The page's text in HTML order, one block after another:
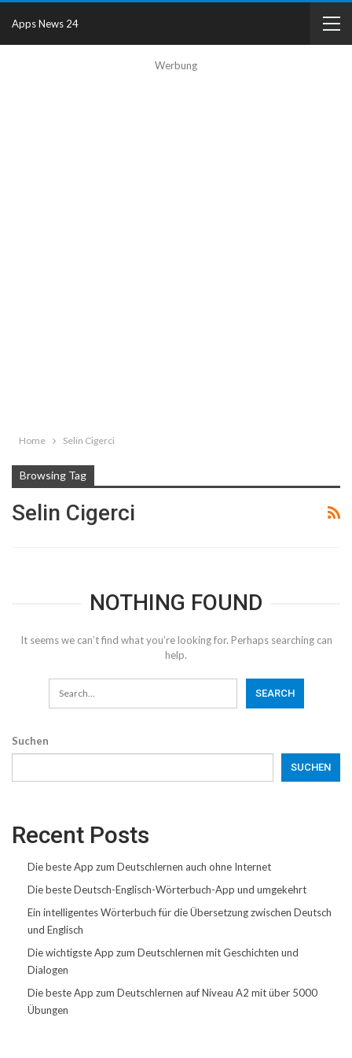
Werbung
Apps News 24
Home Selin Cigerci
Browsing Tag
Selin Cigerci
NOTHING FOUND
It seems we can’t find what you’re looking for. Perhaps searching can
help.
Suchen
SUCHEN
Recent Posts
Die beste App zum Deutschlernen auch ohne Internet
Die beste Deutsch-Englisch-Wörterbuch-App und umgekehrt
Ein intelligentes Wörterbuch für die Übersetzung zwischen Deutsch
und Englisch
Die wichtigste App zum Deutschlernen mit Geschichten und
Dialogen
Die beste App zum Deutschlernen auf Niveau A2 mit über 5000
Übungen